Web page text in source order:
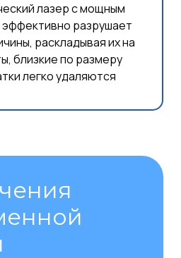
лазер с мощным
разрушает
раскладывая их на
близкие по размеру
легко удаляются